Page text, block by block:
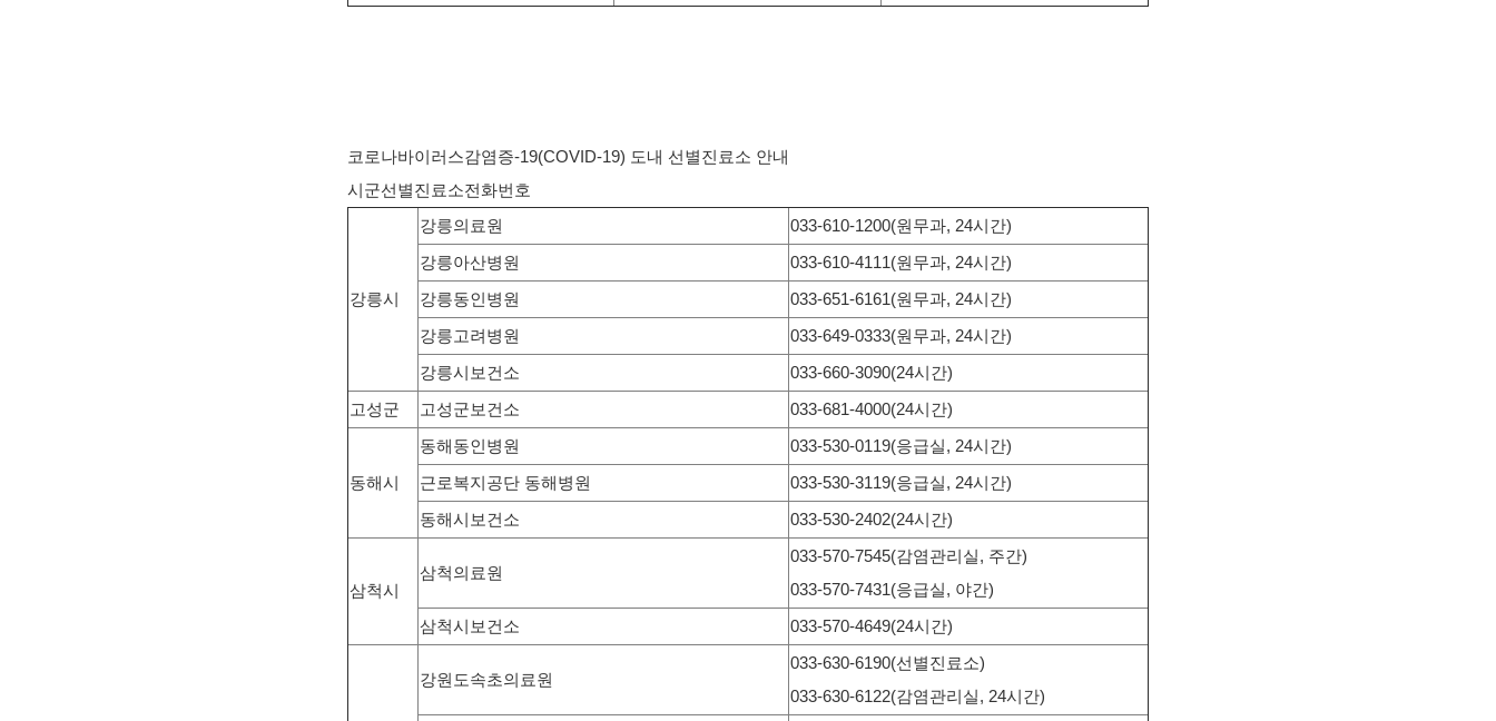
코로나바이러스감염증-19(COVID-19) 도내 선별진료소 안내
시군선별진료소전화번호
강릉시
강릉의료원
033-610-1200(원무과, 24시간)
강릉아산병원
033-610-4111(원무과, 24시간)
강릉동인병원
033-651-6161(원무과, 24시간)
강릉고려병원
033-649-0333(원무과, 24시간)
강릉시보건소
033-660-3090(24시간)
고성군
고성군보건소 033-681-4000(24시간)
동해시
동해동인병원
033-530-0119(응급실, 24시간)
근로복지공단 동해병원
033-530-3119(응급실, 24시간)
동해시보건소
033-530-2402(24시간)
삼척시
삼척의료원
033-570-7545(감염관리실, 주간)
033-570-7431(응급실, 야간)
삼척시보건소
033-570-4649(24시간)
강원도속초의료원
033-630-6190(선별진료소)
033-630-6122(감염관리실, 24시간)